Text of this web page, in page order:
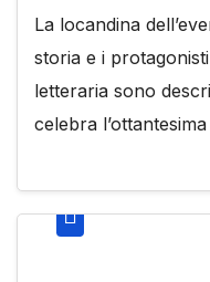
La locandina
storia e i
letteraria sono
celebra